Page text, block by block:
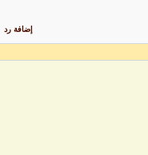
إضافة رد